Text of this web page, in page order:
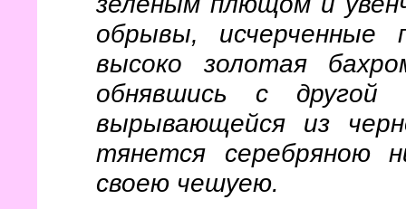
обрывы,
высоко золотая
обнявшись с другой
вырывающейся из
тянется серебряною
своею чешуею.